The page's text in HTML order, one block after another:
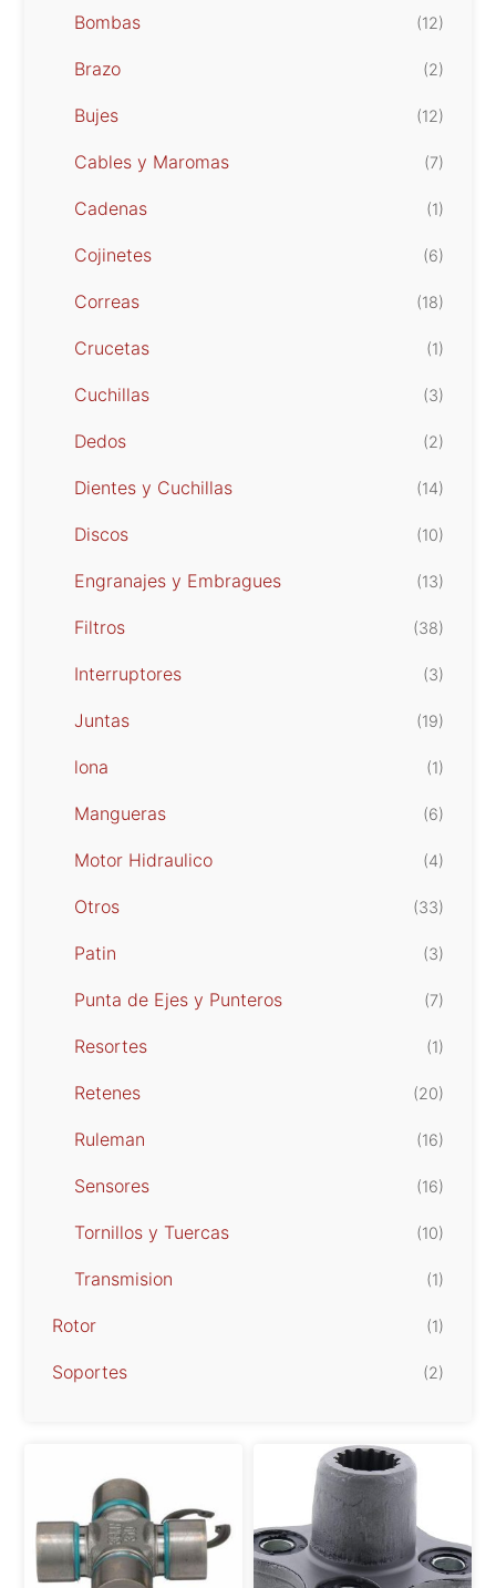
Bombas (12)
Brazo (2)
Bujes (12)
Cables y Maromas (7)
Cadenas (1)
Cojinetes (6)
Correas (18)
Crucetas (1)
Cuchillas (3)
Dedos (2)
Dientes y Cuchillas (14)
Discos (10)
Engranajes y Embragues (13)
Filtros (38)
Interruptores (3)
Juntas (19)
lona (1)
Mangueras (6)
Motor Hidraulico (4)
Otros (33)
Patin (3)
Punta de Ejes y Punteros (7)
Resortes (1)
Retenes (20)
Ruleman (16)
Sensores (16)
Tornillos y Tuercas (10)
Transmision (1)
Rotor (1)
Soportes (2)